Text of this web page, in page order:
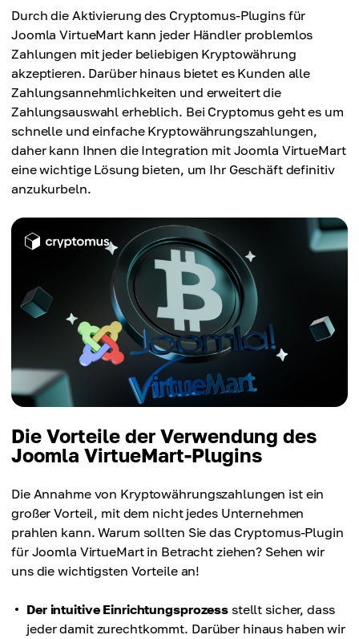
Durch die Aktivierung des Cryptomus-Plugins für
Joomla VirtueMart kann jeder Händler problemlos
Zahlungen mit jeder beliebigen Kryptowährung
akzeptieren. Darüber hinaus bietet es Kunden alle
Zahlungsannehmlichkeiten und erweitert die
Zahlungsauswahl erheblich. Bei Cryptomus geht es um
schnelle und einfache Kryptowährungszahlungen,
daher kann Ihnen die Integration mit Joomla VirtueMart
eine wichtige Lösung bieten, um Ihr Geschäft definitiv
anzukurbeln.
Die Vorteile der Verwendung des
Joomla VirtueMart-Plugins
Die Annahme von Kryptowährungszahlungen ist ein
großer Vorteil, mit dem nicht jedes Unternehmen
prahlen kann. Warum sollten Sie das Cryptomus-Plugin
für Joomla VirtueMart in Betracht ziehen? Sehen wir
uns die wichtigsten Vorteile an!
Der intuitive Einrichtungsprozess stellt sicher, dass
jeder damit zurechtkommt. Darüber hinaus haben wir